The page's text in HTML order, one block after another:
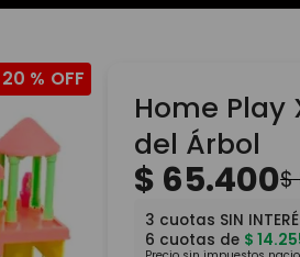
20 %
Home Play
del Árbol
$ 65.400$
3 cuotas SIN
6 cuotas de $ 14.